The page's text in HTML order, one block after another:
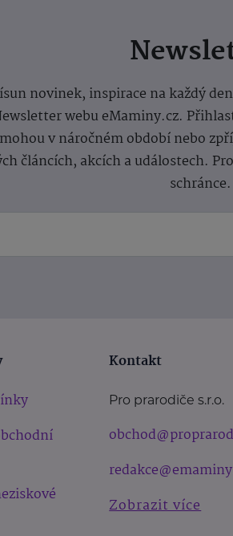
novinek, inspirace na každý
webu eMaminy.cz.
v náročném období nebo
článcích, akcích a událostech.
schránce.
Kontakt
Pro prarodiče s.r.o.
Zobrazit více